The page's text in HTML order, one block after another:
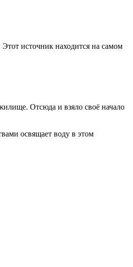
источник находится на самом
Отсюда и взяло своё начало
освящает воду в этом